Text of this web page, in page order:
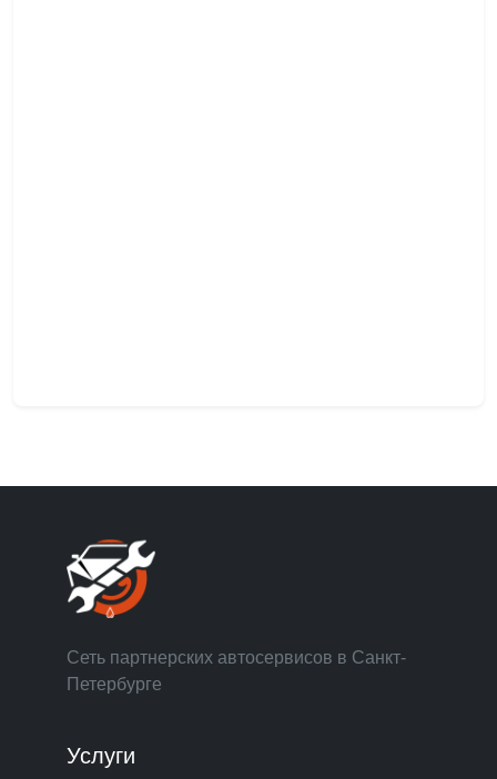
Сеть партнерских автосервисов в Санкт-
Петербурге
Услуги